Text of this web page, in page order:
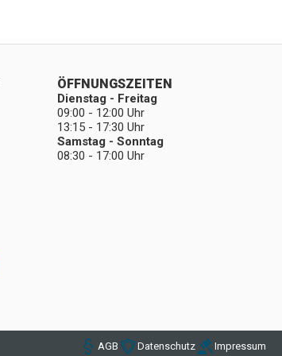
ÖFFNUNGSZEITEN
Dienstag - Freitag
09:00 - 12:00 Uhr
13:15 - 17:30 Uhr
Samstag - Sonntag
08:30 - 17:00 Uhr
AGB Datenschutz Impressum